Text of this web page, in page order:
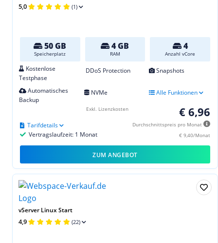
5,0 (1)
50 GB
Speicherplatz
4 GB
RAM
4
Anzahl vCore
Kostenlose
Testphase
DDoS Protection Snapshots
Automatisches
Backup
NVMe Alle Funktionen
€ 6,96
Durchschnittspreis pro Monat
€ 9,40/Monat
Vertragslaufzeit: 1 Monat
Tarifdetails
Exkl. Lizenzkosten
ZUM ANGEBOT
vServer Linux Start
4,9 (22)